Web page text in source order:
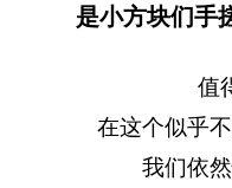
是小方块们手
值
在这个似乎
我们依